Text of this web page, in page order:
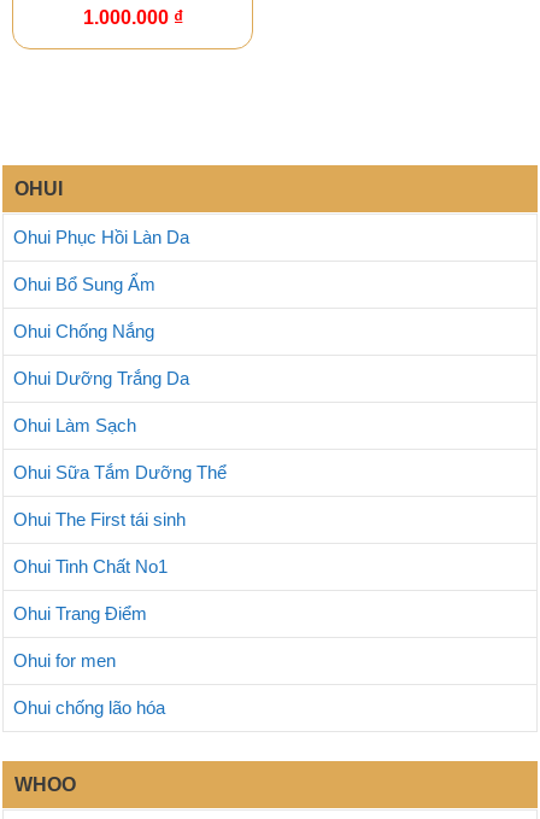
1.000.000 ₫
OHUI
Ohui Phục Hồi Làn Da
Ohui Bổ Sung Ẩm
Ohui Chống Nắng
Ohui Dưỡng Trắng Da
Ohui Làm Sạch
Ohui Sữa Tắm Dưỡng Thể
Ohui The First tái sinh
Ohui Tinh Chất No1
Ohui Trang Điểm
Ohui for men
Ohui chống lão hóa
WHOO